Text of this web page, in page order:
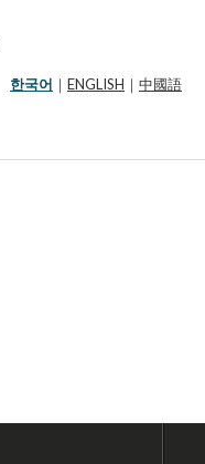
한국어 ｜ ENGLISH ｜ 中國語